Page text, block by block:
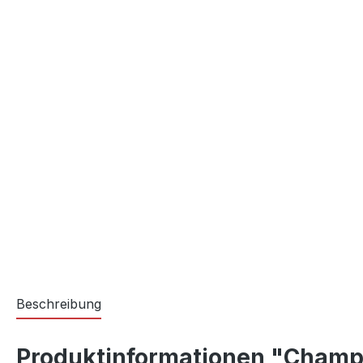
Beschreibung
Produktinformationen